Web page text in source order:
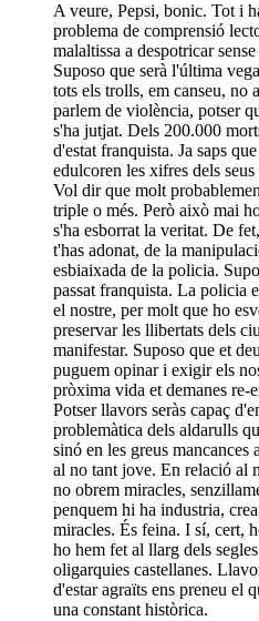
A veure, Pepsi, bonic. Tot i
problema de comprensió
malaltissa a despotricar
Suposo que serà l'última
tots els trolls, em canseu, no
parlem de violència, potser
s'ha jutjat. Dels 200.000
d'estat franquista. Ja saps
edulcoren les xifres dels
Vol dir que molt
triple o més. Però això mai
s'ha esborrat la veritat. De
t'has adonat, de la
esbiaixada de la policia.
passat franquista. La policia
el nostre, per molt que ho
preservar les llibertats dels
manifestar. Suposo que et
puguem opinar i exigir els
pròxima vida et demanes re-
Potser llavors seràs capaç
problemàtica dels aldarulls
sinó en les greus
al no tant jove. En relació al
no obrem miracles,
penquem hi ha industria,
miracles. És feina. I sí, cert,
ho hem fet al llarg dels
oligarquies castellanes.
d'estar agraïts ens preneu el
una constant històrica.